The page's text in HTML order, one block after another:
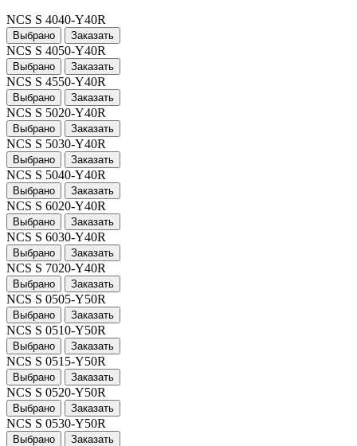
NCS S 4040-Y40R
Выбрано Заказать
NCS S 4050-Y40R
Выбрано Заказать
NCS S 4550-Y40R
Выбрано Заказать
NCS S 5020-Y40R
Выбрано Заказать
NCS S 5030-Y40R
Выбрано Заказать
NCS S 5040-Y40R
Выбрано Заказать
NCS S 6020-Y40R
Выбрано Заказать
NCS S 6030-Y40R
Выбрано Заказать
NCS S 7020-Y40R
Выбрано Заказать
NCS S 0505-Y50R
Выбрано Заказать
NCS S 0510-Y50R
Выбрано Заказать
NCS S 0515-Y50R
Выбрано Заказать
NCS S 0520-Y50R
Выбрано Заказать
NCS S 0530-Y50R
Выбрано Заказать